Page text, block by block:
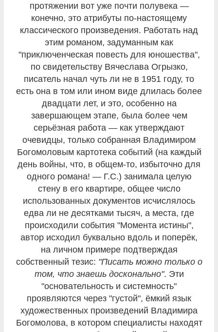
протяжении вот уже почти полувека —
конечно, это атрибуты по-настоящему
классического произведения. Работать над
этим романом, задуманным как
"приключенческая повесть для юношества",
по свидетельству Вячеслава Огрызко,
писатель начал чуть ли не в 1951 году, то
есть она в том или ином виде длилась более
двадцати лет, и это, особенно на
завершающем этапе, была более чем
серьёзная работа — как утверждают
очевидцы, только собранная Владимиром
Богомоловым картотека событий (на каждый
день войны, что, в общем-то, избыточно для
одного романа! — Г.С.) занимала целую
стену в его квартире, общее число
использованных документов исчислялось
едва ли не десятками тысяч, а места, где
происходили события "Момента истины",
автор исходил буквально вдоль и поперёк,
на личном примере подтверждая
собственный тезис: "Писать можно только о
том, что знаешь досконально". Эти
"основательность и системность"
проявляются через "густой", ёмкий язык
художественных произведений Владимира
Богомолова, в котором специалисты находят